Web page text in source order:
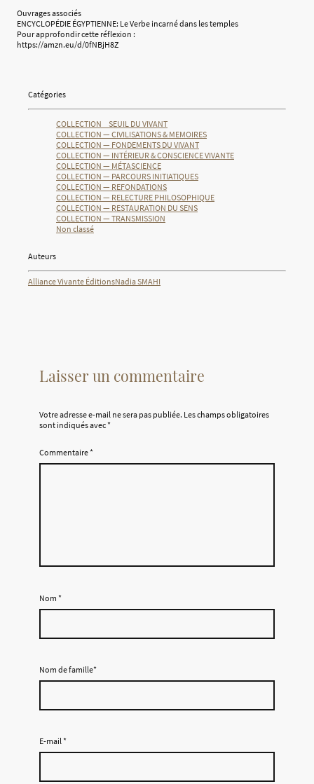
Ouvrages associés
ENCYCLOPÉDIE ÉGYPTIENNE: Le Verbe incarné dans les temples
Pour approfondir cette réflexion :
https://amzn.eu/d/0fNBjH8Z
Catégories
COLLECTION _ SEUIL DU VIVANT
COLLECTION — CIVILISATIONS & MEMOIRES
COLLECTION — FONDEMENTS DU VIVANT
COLLECTION — INTÉRIEUR & CONSCIENCE VIVANTE
COLLECTION — MÉTASCIENCE
COLLECTION — PARCOURS INITIATIQUES
COLLECTION — REFONDATIONS
COLLECTION — RELECTURE PHILOSOPHIQUE
COLLECTION — RESTAURATION DU SENS
COLLECTION — TRANSMISSION
Non classé
Auteurs
Alliance Vivante ÉditionsNadia SMAHI
Laisser un commentaire
Votre adresse e-mail ne sera pas publiée. Les champs obligatoires
sont indiqués avec*
Commentaire*
Nom *
Nom de famille*
E-mail*